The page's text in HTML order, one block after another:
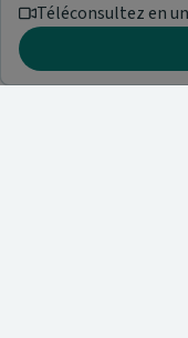
Téléconsultez en